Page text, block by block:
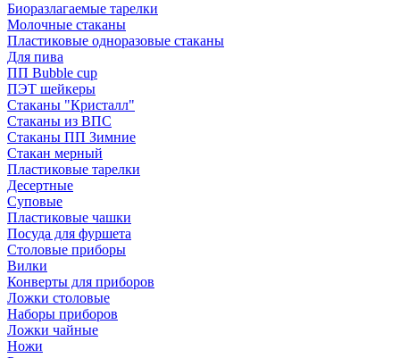
Биоразлагаемые тарелки
Молочные стаканы
Пластиковые одноразовые стаканы
Для пива
ПП Bubble cup
ПЭТ шейкеры
Стаканы "Кристалл"
Стаканы из ВПС
Стаканы ПП Зимние
Стакан мерный
Пластиковые тарелки
Десертные
Суповые
Пластиковые чашки
Посуда для фуршета
Столовые приборы
Вилки
Конверты для приборов
Ложки столовые
Наборы приборов
Ложки чайные
Ножи